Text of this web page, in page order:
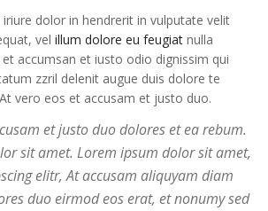
dolor in hendrerit in vulputate velit
vel illum dolore eu feugiat nulla
accumsan et iusto odio dignissim qui
zzril delenit augue duis dolore te
vero eos et accusam et justo duo.
et justo duo dolores et ea rebum.
sit amet. Lorem ipsum dolor sit amet,
elitr, At accusam aliquyam diam
duo eirmod eos erat, et nonumy sed
1Вин вход на зеркало
agosto 4, 2024
1Win Промокод При
Регистрации 2024 — Бонус
500%
agosto 2, 2024